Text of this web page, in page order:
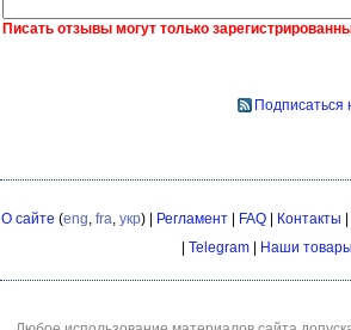
Писать отзывы могут только
Подписаться
О сайте (eng fra укр) | Регламент| FAQ| Контакты |
| Telegram | Наши товары